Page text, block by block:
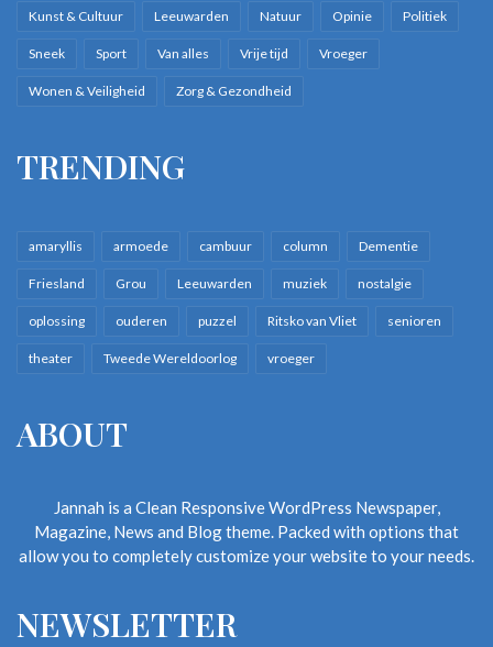
Kunst & Cultuur Leeuwarden Natuur Opinie Politiek
Sneek Sport Van alles Vrije tijd Vroeger
Wonen & Veiligheid Zorg & Gezondheid
TRENDING
amaryllis armoede cambuur column Dementie
Friesland Grou Leeuwarden muziek nostalgie
oplossing ouderen puzzel Ritsko van Vliet senioren
theater Tweede Wereldoorlog vroeger
ABOUT
Jannah is a Clean Responsive WordPress Newspaper,
Magazine, News and Blog theme. Packed with options that
allow you to completely customize your website to your needs.
NEWSLETTER